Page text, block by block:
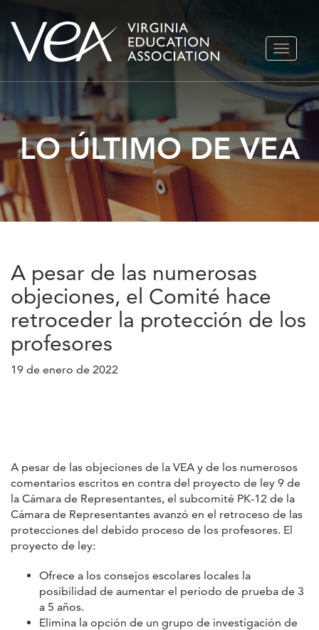
Ir
LO ÚLTIMO DE VEA
A pesar de las numerosas
objeciones, el Comité hace
retroceder la protección de los
profesores
19 de enero de 2022
A pesar de las objeciones de la VEA y de los numerosos
comentarios escritos en contra del proyecto de ley 9 de
la Cámara de Representantes, el subcomité PK-12 de la
Cámara de Representantes avanzó en el retroceso de las
protecciones del debido proceso de los profesores. El
proyecto de ley:
Ofrece a los consejos escolares locales la
posibilidad de aumentar el periodo de prueba de 3
a 5 años.
Elimina la opción de un grupo de investigación de